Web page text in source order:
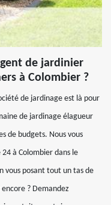
de jardinier
à Colombier ?
de jardinage est là pour
de jardinage élagueur
de budgets. Nous vous
à Colombier dans le
vous posant tout un tas de
? Demandez